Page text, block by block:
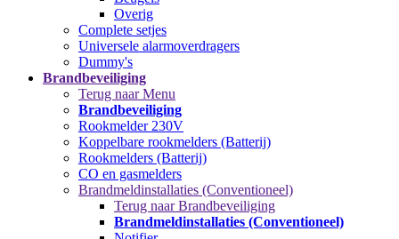
Overig
Complete setjes
Universele alarmoverdragers
Dummy's
Brandbeveiliging
Terug naar Menu
Brandbeveiliging
Rookmelder 230V
Koppelbare rookmelders (Batterij)
Rookmelders (Batterij)
CO en gasmelders
Brandmeldinstallaties (Conventioneel)
Terug naar Brandbeveiliging
Brandmeldinstallaties (Conventioneel)